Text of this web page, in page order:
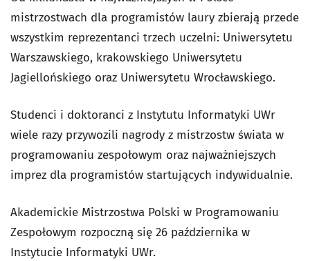
mistrzostwach dla programistów laury zbierają przede
wszystkim reprezentanci trzech uczelni: Uniwersytetu
Warszawskiego, krakowskiego Uniwersytetu
Jagiellońskiego oraz Uniwersytetu Wrocławskiego.
Studenci i doktoranci z Instytutu Informatyki UWr
wiele razy przywozili nagrody z mistrzostw świata w
programowaniu zespołowym oraz najważniejszych
imprez dla programistów startujących indywidualnie.
Akademickie Mistrzostwa Polski w Programowaniu
Zespołowym rozpoczną się 26 października w
Instytucie Informatyki UWr.